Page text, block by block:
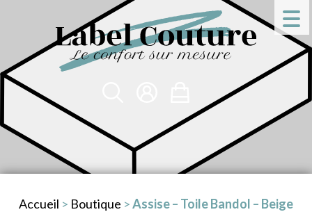
Accueil > Boutique >Assise – Toile Bandol – Beige